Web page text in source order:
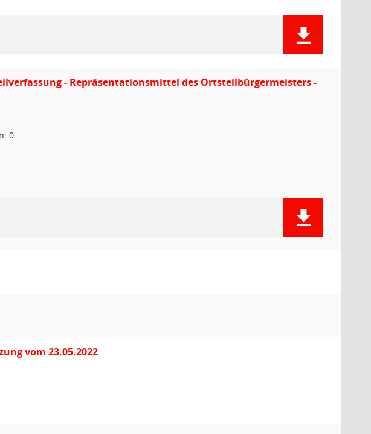
- Repräsentationsmittel des Ortsteilbürgermeisters -
0
vom 23.05.2022